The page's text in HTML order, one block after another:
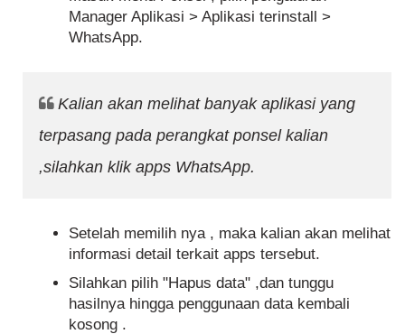
Manager Aplikasi > Aplikasi terinstall >
WhatsApp.
Kalian akan melihat banyak aplikasi yang
terpasang pada perangkat ponsel kalian
,silahkan klik apps WhatsApp.
Setelah memilih nya , maka kalian akan melihat
informasi detail terkait apps tersebut.
Silahkan pilih "Hapus data" ,dan tunggu
hasilnya hingga penggunaan data kembali
kosong .